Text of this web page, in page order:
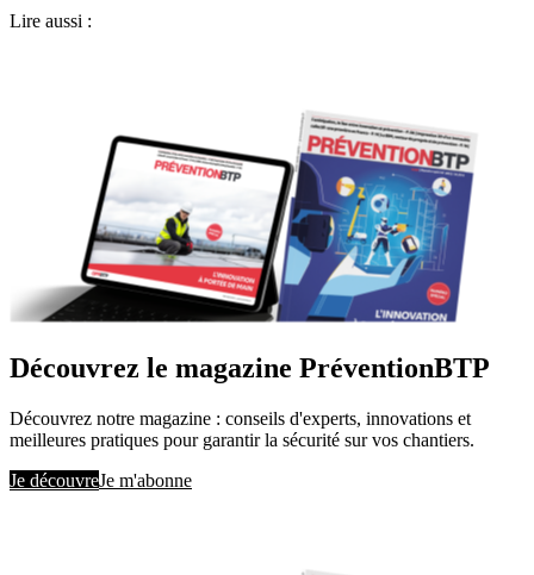
Lire aussi :
Découvrez le magazine PréventionBTP
Découvrez notre magazine : conseils d'experts, innovations et
meilleures pratiques pour garantir la sécurité sur vos chantiers.
Je découvreJe m'abonne